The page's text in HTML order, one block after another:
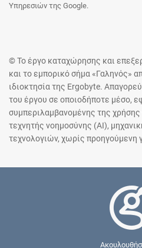
Υπηρεσιών της Google.
© Το έργο καταχώρησης και
και το εμπορικό σήμα «Γαληνός»
ιδιοκτησία της Ergobyte.
του έργου σε οποιοδήποτε μέσο,
συμπεριλαμβανομένης της χρήσης
τεχνητής νοημοσύνης (AI),
τεχνολογιών, χωρίς προηγούμενη